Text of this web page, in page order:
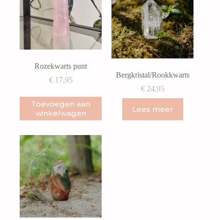
Rozekwarts punt
€17,95
Toevoegen aan
winkelwagen
Bergkristal/Rookkwarts
€24,95
Lees meer